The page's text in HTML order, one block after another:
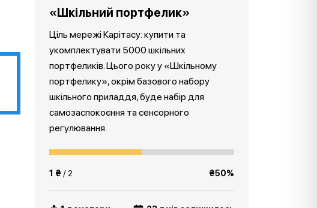
«Шкільний портфелик»
Ціль мережі Карітасу: купити та
укомплектувати 5000 шкільних
портфеликів. Цього року у «Шкільному
портфелику», окрім базового набору
шкільного приладдя, буде набір для
самозаспокоєння та сенсорного
регулювання.
1 ₴ / 2 ₴50%